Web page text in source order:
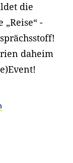
die
-
daheim